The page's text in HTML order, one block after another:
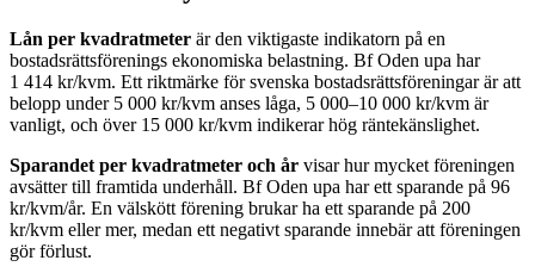
Lån per kvadratmeter är den viktigaste indikatorn på en
bostadsrättsförenings ekonomiska belastning. Bf Oden upa har
1 414 kr/kvm. Ett riktmärke för svenska bostadsrättsföreningar är att
belopp under 5 000 kr/kvm anses låga, 5 000–10 000 kr/kvm är
vanligt, och över 15 000 kr/kvm indikerar hög räntekänslighet.
Sparandet per kvadratmeter och år visar hur mycket föreningen
avsätter till framtida underhåll. Bf Oden upa har ett sparande på 96
kr/kvm/år. En välskött förening brukar ha ett sparande på 200
kr/kvm eller mer, medan ett negativt sparande innebär att föreningen
gör förlust.